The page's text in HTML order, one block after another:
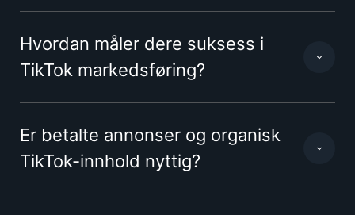
Hvordan måler dere suksess i
TikTok markedsføring?
Er betalte annonser og organisk
TikTok-innhold nyttig?